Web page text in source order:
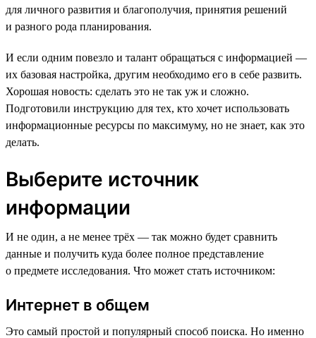
для личного развития и благополучия, принятия решений
и разного рода планирования.
И если одним повезло и талант обращаться с информацией —
их базовая настройка, другим необходимо его в себе развить.
Хорошая новость: сделать это не так уж и сложно.
Подготовили инструкцию для тех, кто хочет использовать
информационные ресурсы по максимуму, но не знает, как это
делать.
Выберите источник
информации
И не один, а не менее трёх — так можно будет сравнить
данные и получить куда более полное представление
о предмете исследования. Что может стать источником:
Интернет в общем
Это самый простой и популярный способ поиска. Но именно